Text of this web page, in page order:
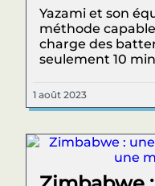
Yazami et son
méthode
charge des
seulement 10
1 août 2023